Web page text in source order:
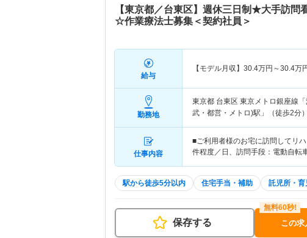
【東京都／台東区】週休三日制★大手訪問
☆作業療法士募集＜契約社員＞
給与
【モデル月収】 30.4万円～30.4万
勤務地
東京都 台東区 東京メトロ銀座線
武・都営・メトロ)駅」（徒歩2分
仕事内容
■ご利用者様のお宅に訪問してリ
件程度／日、訪問手段：電動自
駅から徒歩5分以内 住宅手当・補助 託児所・育
保存する この求